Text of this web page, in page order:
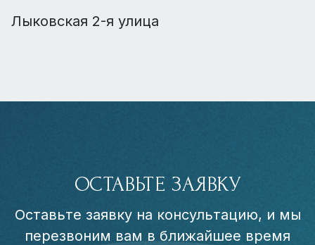
Лыковская 2-я улица
ОСТАВЬТЕ ЗАЯВКУ
Оставьте заявку на консультацию, и мы
перезвоним вам в ближайшее время